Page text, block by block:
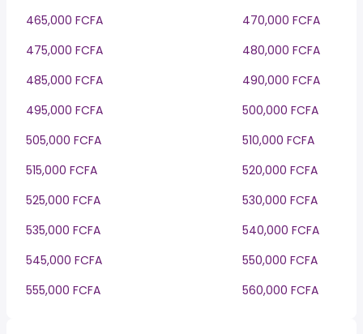
465,000 FCFA
470,000 FCFA
475,000 FCFA
480,000 FCFA
485,000 FCFA
490,000 FCFA
495,000 FCFA
500,000 FCFA
505,000 FCFA
510,000 FCFA
515,000 FCFA
520,000 FCFA
525,000 FCFA
530,000 FCFA
535,000 FCFA
540,000 FCFA
545,000 FCFA
550,000 FCFA
555,000 FCFA
560,000 FCFA